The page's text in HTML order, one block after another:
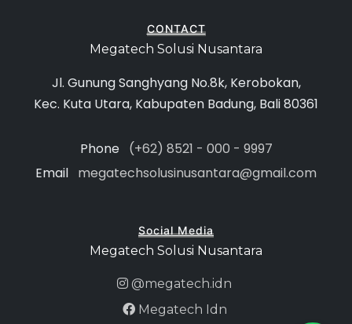
CONTACT
Megatech Solusi Nusantara
Jl. Gunung Sanghyang No.8k, Kerobokan,
Kec. Kuta Utara, Kabupaten Badung, Bali 80361
Phone (+62) 8521 - 000 - 9997
Email megatechsolusinusantara@gmail.com
Social Media
Megatech Solusi Nusantara
@megatech.idn
Megatech Idn